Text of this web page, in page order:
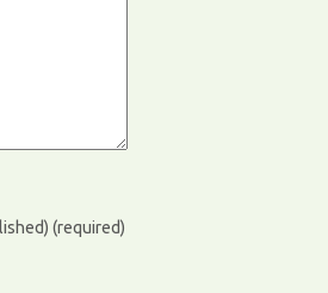
(required)